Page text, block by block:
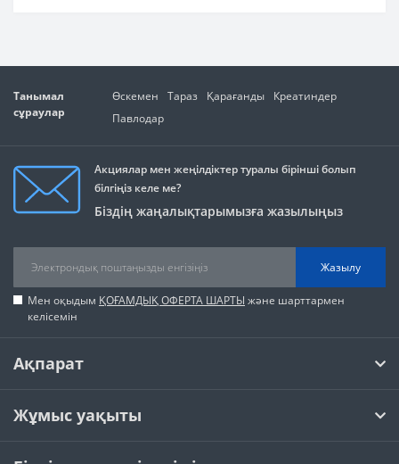
Танымал
сұраулар
Өскемен Тараз Қарағанды
Креатиндер
Павлодар
Акциялар мен жеңілдіктер туралы бірінші болып
білгіңіз келе ме?
Біздің жаңалықтарымызға жазылыңыз
Жазылу
Мен оқыдым ҚОҒАМДЫҚ ОФЕРТА ШАРТЫ және шарттармен
келісемін
Ақпарат
Жұмыс уақыты